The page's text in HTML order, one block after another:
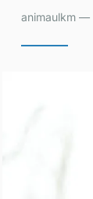
animaulkm —